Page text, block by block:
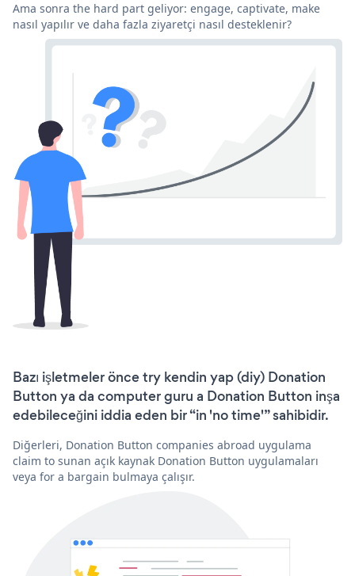
Ama sonra the hard part geliyor: engage, captivate, make
nasıl yapılır ve daha fazla ziyaretçi nasıl desteklenir?
Bazı işletmeler önce try kendin yap (diy) Donation
Button ya da computer guru a Donation Button inşa
edebileceğini iddia eden bir “in 'no time'” sahibidir.
Diğerleri, Donation Button companies abroad uygulama
claim to sunan açık kaynak Donation Button uygulamaları
veya for a bargain bulmaya çalışır.